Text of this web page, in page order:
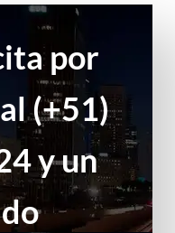
por
(+51)
y un